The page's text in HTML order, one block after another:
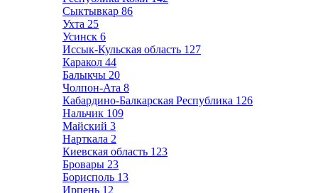
Сыктывкар 86
Ухта 25
Усинск 6
Иссык-Кульская область 127
Каракол 44
Балыкчы 20
Чолпон-Ата 8
Кабардино-Балкарская Республика 126
Нальчик 109
Майский 3
Нарткала 2
Киевская область 123
Бровары 23
Борисполь 13
Ирпень 12